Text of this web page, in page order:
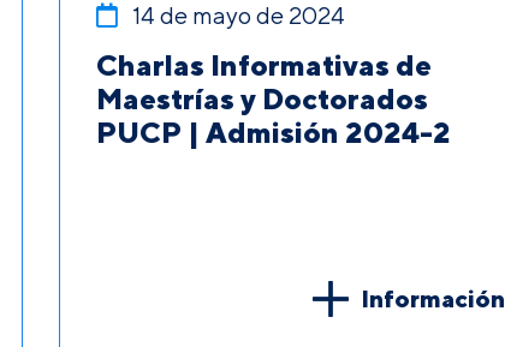
14 de mayo de 2024
Charlas Informativas de
Maestrías y Doctorados
PUCP | Admisión 2024-2
Información